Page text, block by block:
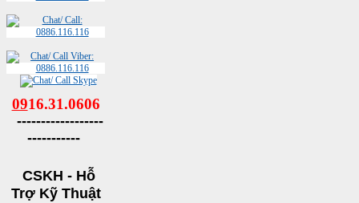
0916.31.0606
------------------
-----------
CSKH - Hỗ
Trợ Kỹ Thuật